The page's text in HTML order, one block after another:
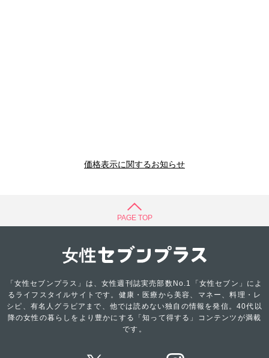
価格表示に関するお知らせ
PAGE TOP
「女性セブンプラス」は、女性週刊誌実売部数No.1「女性セブン」によ
るライフスタイルサイトです。健康・医療から美容、マネー、料理・レ
シピ、有名人グラビアまで、他では読めない独自の情報を発信。40代以
降の女性の暮らしをより豊かにする「知って得する」コンテンツが満載
です。